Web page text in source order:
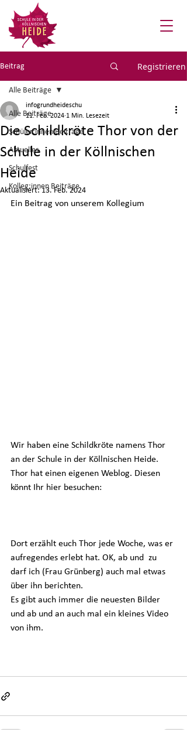
Beitrag Registrieren
Alle Beiträge
Schüler:innen Beiträge
Aktuelles
Schulfest
Kolleg:innen Beiträge
Alle Beiträge
Die Schildkröte Thor von der
Schule in der Köllnischen
Heide
infogrundheideschu
11. Feb. 2024 1 Min. Lesezeit
Aktualisiert:13. Feb. 2024
Ein Beitrag von unserem Kollegium
Wir haben eine Schildkröte namens Thor
an der Schule in der Köllnischen Heide.
Thor hat einen eigenen Weblog. Diesen
könnt Ihr hier besuchen:
Dort erzählt euch Thor jede Woche, was er
aufregendes erlebt hat. OK, ab und  zu
darf ich (Frau Grünberg) auch mal etwas
über ihn berichten.
Es gibt auch immer die neuesten Bilder
und ab und an auch mal ein kleines Video
von ihm.